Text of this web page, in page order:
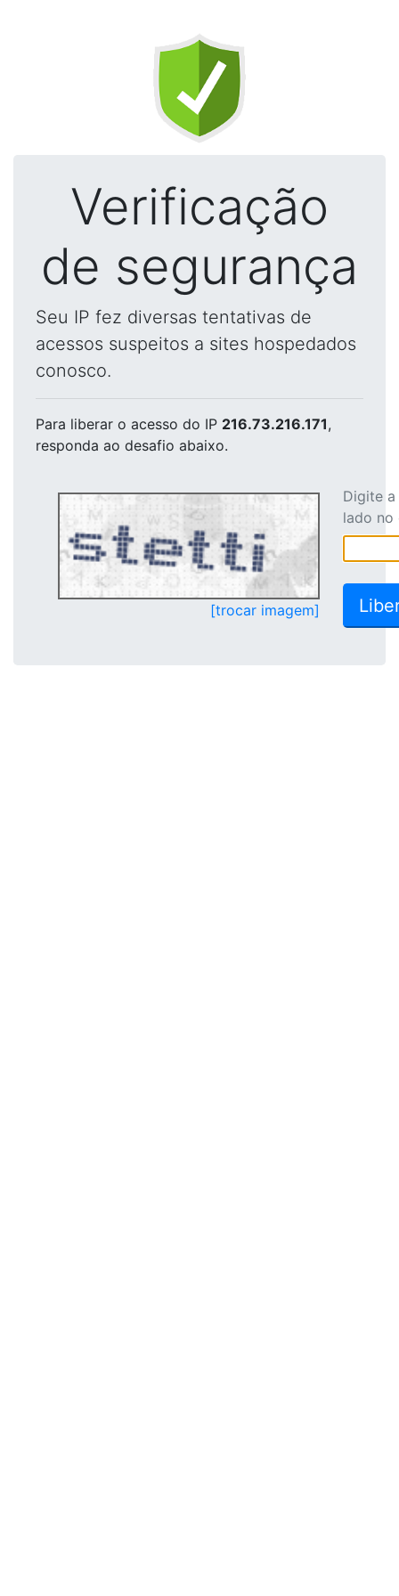
Verificação
de segurança
Seu IP fez diversas tentativas de
acessos suspeitos a sites hospedados
conosco.
Para liberar o acesso do IP 216.73.216.171,
responda ao desafio abaixo.
[trocar imagem]
Digite
lado no